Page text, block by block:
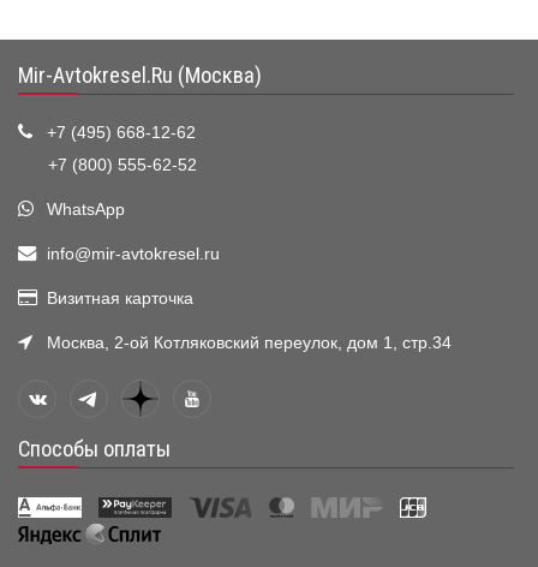
Mir-Avtokresel.Ru (Москва)
+7 (495) 668-12-62
+7 (800) 555-62-52
WhatsApp
info@mir-avtokresel.ru
Визитная карточка
Москва, 2-ой Котляковский переулок, дом 1, стр.34
Способы оплаты